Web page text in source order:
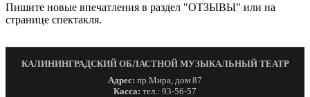
Пишите новые впечатления в раздел "ОТЗЫВЫ" или на
странице спектакля.
КАЛИНИНГРАДСКИЙ ОБЛАСТНОЙ МУЗЫКАЛЬНЫЙ ТЕАТР
Адрес: пр.Мира, дом 87
Касса: тел.: 93-56-57